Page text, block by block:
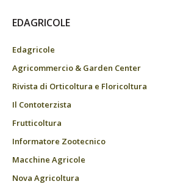
EDAGRICOLE
Edagricole
Agricommercio & Garden Center
Rivista di Orticoltura e Floricoltura
Il Contoterzista
Frutticoltura
Informatore Zootecnico
Macchine Agricole
Nova Agricoltura